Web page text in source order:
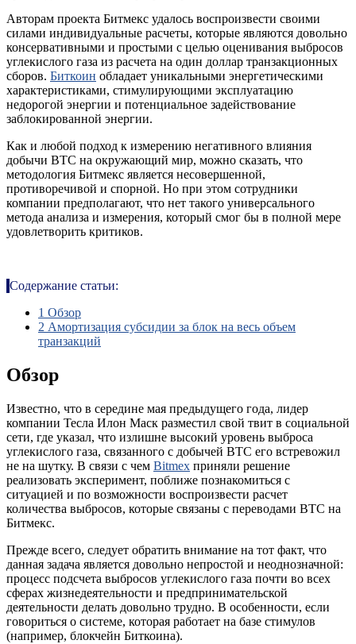
Авторам проекта Битмекс удалось воспроизвести своими
силами индивидуальные расчеты, которые являются довольно
консервативными и простыми с целью оценивания выбросов
углекислого газа из расчета на один доллар транзакционных
сборов. Биткоин обладает уникальными энергетическими
характеристиками, стимулирующими эксплуатацию
недорогой энергии и потенциальное задействование
заблокированной энергии.
Как и любой подход к измерению негативного влияния
добычи ВТС на окружающий мир, можно сказать, что
методология Битмекс является несовершенной,
противоречивой и спорной. Но при этом сотрудники
компании предполагают, что нет такого универсального
метода анализа и измерения, который смог бы в полной мере
удовлетворить критиков.
Содержание статьи:
1 Обзор
2 Амортизация субсидии за блок на весь объем
транзакций
Обзор
Известно, что в середине мая предыдущего года, лидер
компании Тесла Илон Маск разместил свой твит в социальной
сети, где указал, что излишне высокий уровень выброса
углекислого газа, связанного с добычей ВТС его встревожил
не на шутку. В связи с чем Bitmex приняли решение
реализовать эксперимент, поближе познакомиться с
ситуацией и по возможности воспроизвести расчет
количества выбросов, которые связаны с переводами ВТС на
Битмекс.
Прежде всего, следует обратить внимание на тот факт, что
данная задача является довольно непростой и неоднозначной:
процесс подсчета выбросов углекислого газа почти во всех
сферах жизнедеятельности и предпринимательской
деятельности делать довольно трудно. В особенности, если
говориться о системе, которая работает на базе стимулов
(например, блокчейн Биткоина).